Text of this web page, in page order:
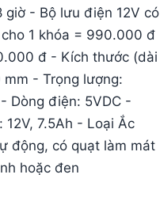
- Bộ lưu điện 12V có
1 khóa = 990.000 đ
đ - Kích thước (dài
- Trọng lượng:
Dòng điện: 5VDC -
7.5Ah - Loại Ắc
động, có quạt làm mát
hoặc đen